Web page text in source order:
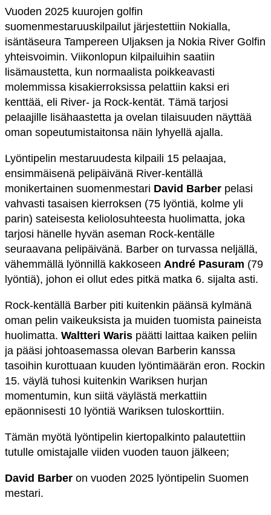
Vuoden 2025 kuurojen golfin
suomenmestaruuskilpailut järjestettiin Nokialla,
isäntäseura Tampereen Uljaksen ja Nokia River Golfin
yhteisvoimin. Viikonlopun kilpailuihin saatiin
lisämaustetta, kun normaalista poikkeavasti
molemmissa kisakierroksissa pelattiin kaksi eri
kenttää, eli River- ja Rock-kentät. Tämä tarjosi
pelaajille lisähaastetta ja ovelan tilaisuuden näyttää
oman sopeutumistaitonsa näin lyhyellä ajalla.
Lyöntipelin mestaruudesta kilpaili 15 pelaajaa,
ensimmäisenä pelipäivänä River-kentällä
monikertainen suomenmestari David Barber pelasi
vahvasti tasaisen kierroksen (75 lyöntiä, kolme yli
parin) sateisesta keliolosuhteesta huolimatta, joka
tarjosi hänelle hyvän aseman Rock-kentälle
seuraavana pelipäivänä. Barber on turvassa neljällä,
vähemmällä lyönnillä kakkoseen André Pasuram (79
lyöntiä), johon ei ollut edes pitkä matka 6. sijalta asti.
Rock-kentällä Barber piti kuitenkin päänsä kylmänä
oman pelin vaikeuksista ja muiden tuomista paineista
huolimatta. Waltteri Waris päätti laittaa kaiken peliin
ja pääsi johtoasemassa olevan Barberin kanssa
tasoihin kurottuaan kuuden lyöntimäärän eron. Rockin
15. väylä tuhosi kuitenkin Wariksen hurjan
momentumin, kun siitä väylästä merkattiin
epäonnisesti 10 lyöntiä Wariksen tuloskorttiin.
Tämän myötä lyöntipelin kiertopalkinto palautettiin
tutulle omistajalle viiden vuoden tauon jälkeen;
David Barber on vuoden 2025 lyöntipelin Suomen
mestari.